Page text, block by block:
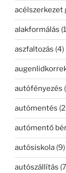
acélszerkezet
alakformálás
aszfaltozás (4)
autófényezés
autómentés
autómentő
autósiskola (9)
autószállítás